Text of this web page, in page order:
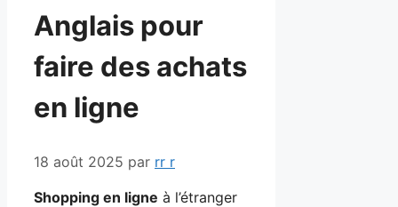
Anglais pour
faire des achats
en ligne
18 août 2025 par rr r
Shopping en ligne à l’étranger